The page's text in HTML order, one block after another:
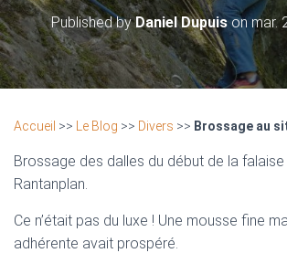
Published byDaniel Dupuison mar.
Accueil >> Le Blog >> Divers >> Brossage au
Brossage des dalles du début de la falaise
Rantanplan.
Ce n’était pas du luxe ! Une mousse fine
adhérente avait prospéré.